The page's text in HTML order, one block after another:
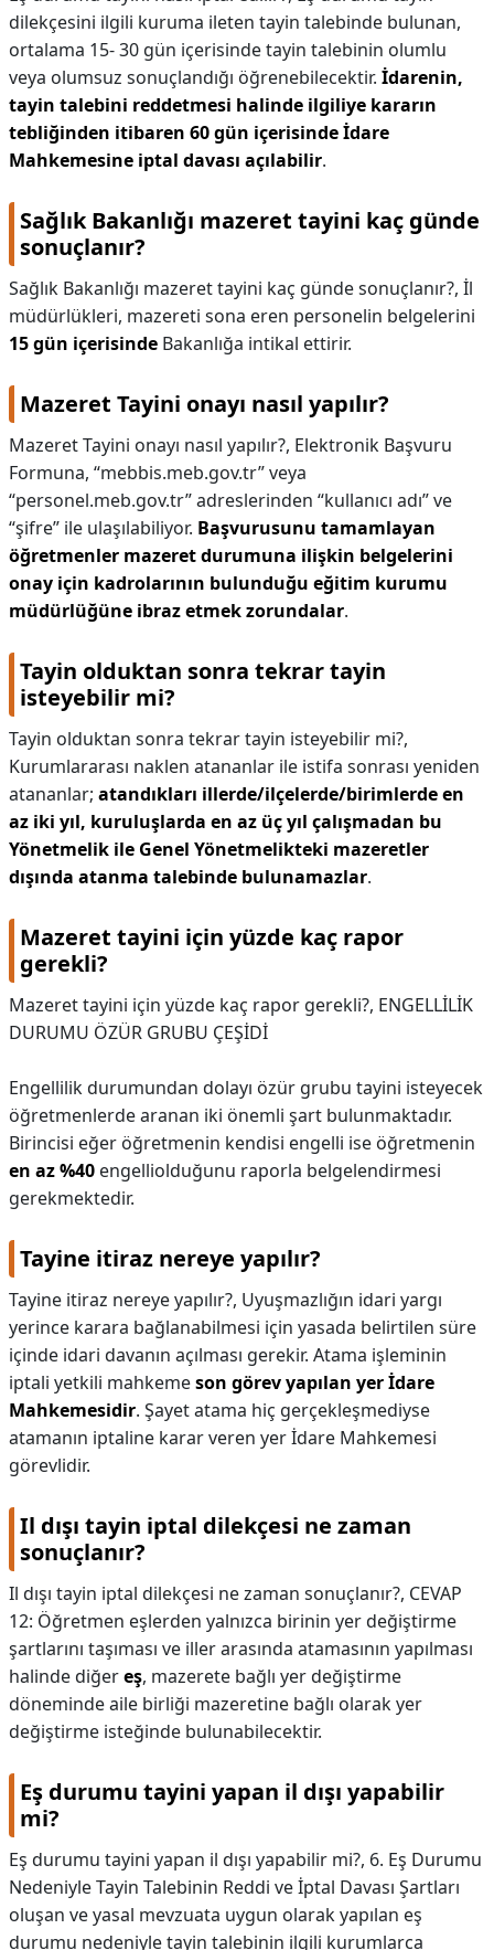
dilekçesini ilgili kuruma ileten tayin talebinde bulunan,
ortalama 15- 30 gün içerisinde tayin talebinin olumlu
veya olumsuz sonuçlandığı öğrenebilecektir. İdarenin,
tayin talebini reddetmesi halinde ilgiliye kararın
tebliğinden itibaren 60 gün içerisinde İdare
Mahkemesine iptal davası açılabilir.
Sağlık Bakanlığı mazeret tayini kaç günde
sonuçlanır?
Sağlık Bakanlığı mazeret tayini kaç günde sonuçlanır?, İl
müdürlükleri, mazereti sona eren personelin belgelerini
15 gün içerisinde Bakanlığa intikal ettirir.
Mazeret Tayini onayı nasıl yapılır?
Mazeret Tayini onayı nasıl yapılır?, Elektronik Başvuru
Formuna, “mebbis.meb.gov.tr” veya
“personel.meb.gov.tr” adreslerinden “kullanıcı adı” ve
“şifre” ile ulaşılabiliyor. Başvurusunu tamamlayan
öğretmenler mazeret durumuna ilişkin belgelerini
onay için kadrolarının bulunduğu eğitim kurumu
müdürlüğüne ibraz etmek zorundalar.
Tayin olduktan sonra tekrar tayin
isteyebilir mi?
Tayin olduktan sonra tekrar tayin isteyebilir mi?,
Kurumlararası naklen atananlar ile istifa sonrası yeniden
atananlar; atandıkları illerde/ilçelerde/birimlerde en
az iki yıl, kuruluşlarda en az üç yıl çalışmadan bu
Yönetmelik ile Genel Yönetmelikteki mazeretler
dışında atanma talebinde bulunamazlar.
Mazeret tayini için yüzde kaç rapor
gerekli?
Mazeret tayini için yüzde kaç rapor gerekli?, ENGELLİLİK
DURUMU ÖZÜR GRUBU ÇEŞİDİ
Engellilik durumundan dolayı özür grubu tayini isteyecek
öğretmenlerde aranan iki önemli şart bulunmaktadır.
Birincisi eğer öğretmenin kendisi engelli ise öğretmenin
en az %40 engelliolduğunu raporla belgelendirmesi
gerekmektedir.
Tayine itiraz nereye yapılır?
Tayine itiraz nereye yapılır?, Uyuşmazlığın idari yargı
yerince karara bağlanabilmesi için yasada belirtilen süre
içinde idari davanın açılması gerekir. Atama işleminin
iptali yetkili mahkemeson görev yapılan yer İdare
Mahkemesidir. Şayet atama hiç gerçekleşmediyse
atamanın iptaline karar veren yer İdare Mahkemesi
görevlidir.
Il dışı tayin iptal dilekçesi ne zaman
sonuçlanır?
Il dışı tayin iptal dilekçesi ne zaman sonuçlanır?, CEVAP
12: Öğretmen eşlerden yalnızca birinin yer değiştirme
şartlarını taşıması ve iller arasında atamasının yapılması
halinde diğereş, mazerete bağlı yer değiştirme
döneminde aile birliği mazeretine bağlı olarak yer
değiştirme isteğinde bulunabilecektir.
Eş durumu tayini yapan il dışı yapabilir
mi?
Eş durumu tayini yapan il dışı yapabilir mi?, 6. Eş Durumu
Nedeniyle Tayin Talebinin Reddi ve İptal Davası Şartları
oluşan ve yasal mevzuata uygun olarak yapılan eş
durumu nedeniyle tayin talebinin ilgili kurumlarca